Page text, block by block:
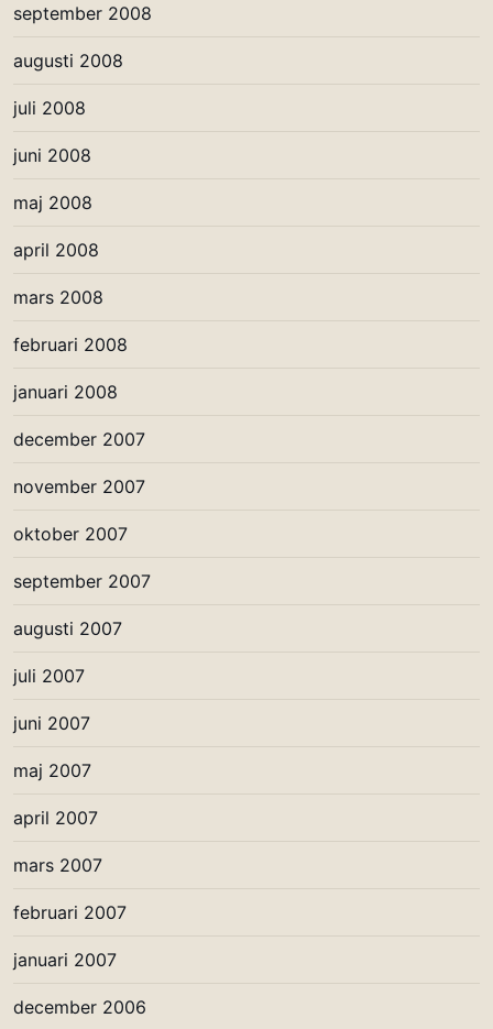
september 2008
augusti 2008
juli 2008
juni 2008
maj 2008
april 2008
mars 2008
februari 2008
januari 2008
december 2007
november 2007
oktober 2007
september 2007
augusti 2007
juli 2007
juni 2007
maj 2007
april 2007
mars 2007
februari 2007
januari 2007
december 2006